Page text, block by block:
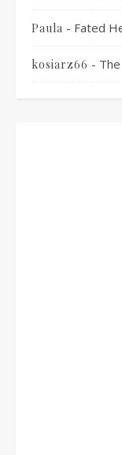
Paula - Fated
kosiarz66 -